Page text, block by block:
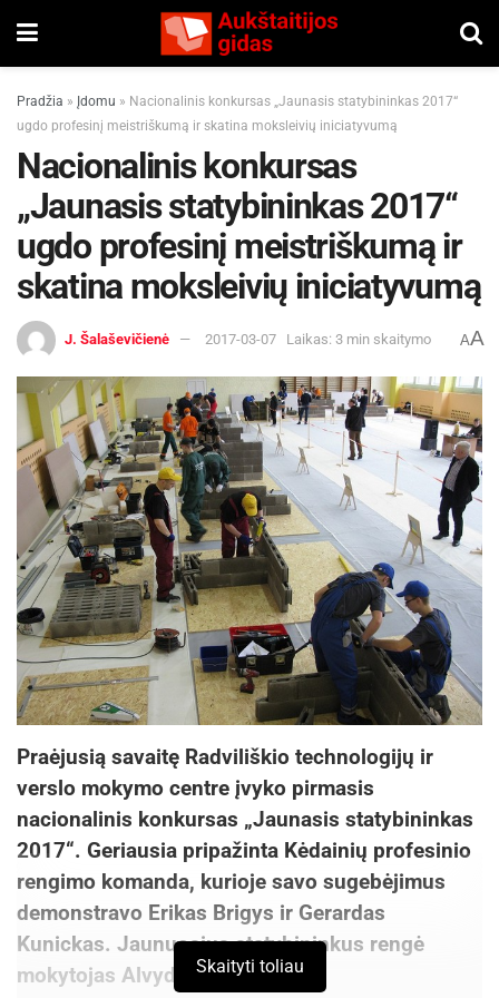
Pradžia » Įdomu » Nacionalinis konkursas „Jaunasis statybininkas 2017“
ugdo profesinį meistriškumą ir skatina moksleivių iniciatyvumą
Nacionalinis konkursas
„Jaunasis statybininkas 2017“
ugdo profesinį meistriškumą ir
skatina moksleivių iniciatyvumą
J. Šalaševičienė 2017-03-07 Laikas: 3 min skaitymo AA
Praėjusią savaitę Radviliškio technologijų ir
verslo mokymo centre įvyko pirmasis
nacionalinis konkursas „Jaunasis statybininkas
2017“. Geriausia pripažinta Kėdainių profesinio
rengimo komanda, kurioje savo sugebėjimus
demonstravo Erikas Brigys ir Gerardas
Kunickas. Jaunuosius statybininkus rengė
mokytojas Alvydas Beteika.
Skaityti toliau